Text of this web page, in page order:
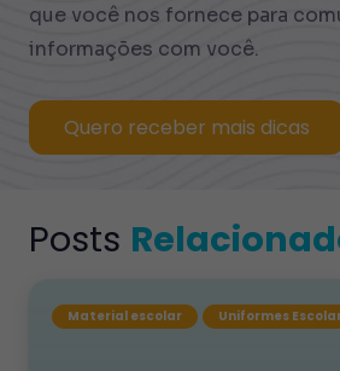
que você nos fornece para
informações com você.
Quero receber mais dicas
Posts
Material escolar Uniformes